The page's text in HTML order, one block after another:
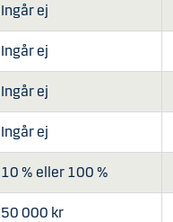
Ingår ej
Ingår ej
Ingår ej
Ingår ej
10 % eller 100 %
50 000 kr